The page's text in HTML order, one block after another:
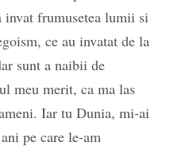
invat frumusetea lumii si
ce au invatat de la
sunt a naibii de
meu merit, ca ma las
Iar tu Dunia, mi-ai
pe care le-am